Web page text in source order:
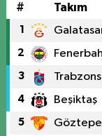
# Takım
1
2
3
4 Beşiktaş
5 Göztepe